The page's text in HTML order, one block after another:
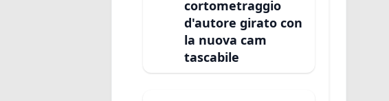
cortometraggio
d'autore girato con
la nuova cam
tascabile